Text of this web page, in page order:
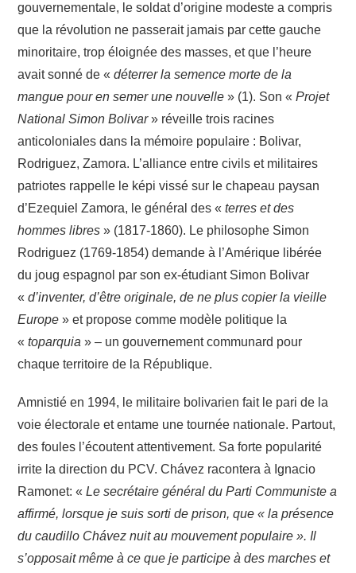
gouvernementale, le soldat d’origine modeste a compris
que la révolution ne passerait jamais par cette gauche
minoritaire, trop éloignée des masses, et que l’heure
avait sonné de «déterrer la semence morte de la
mangue pour en semer une nouvelle» (1). Son «Projet
National Simon Bolivar» réveille trois racines
anticoloniales dans la mémoire populaire : Bolivar,
Rodriguez, Zamora. L’alliance entre civils et militaires
patriotes rappelle le képi vissé sur le chapeau paysan
d’Ezequiel Zamora, le général des « terres et des
hommes libres » (1817-1860). Le philosophe Simon
Rodriguez (1769-1854) demande à l’Amérique libérée
du joug espagnol par son ex-étudiant Simon Bolivar
«d’inventer, d’être originale, de ne plus copier la vieille
Europe » et propose comme modèle politique la
«toparquia » – un gouvernement communard pour
chaque territoire de la République.
Amnistié en 1994, le militaire bolivarien fait le pari de la
voie électorale et entame une tournée nationale. Partout,
des foules l’écoutent attentivement. Sa forte popularité
irrite la direction du PCV. Chávez racontera à Ignacio
Ramonet: «Le secrétaire général du Parti Communiste a
affirmé, lorsque je suis sorti de prison, que « la présence
du caudillo Chávez nuit au mouvement populaire ». Il
s’opposait même à ce que je participe à des marches et